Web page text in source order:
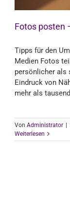
Fotos posten
Tipps für den
Medien Fotos
persönlicher als
Eindruck von
mehr als
Von Administrator
Weiterlesen